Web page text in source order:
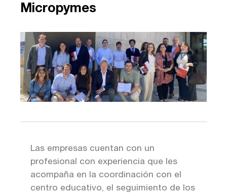
Micropymes
Las empresas cuentan con un
profesional con experiencia que les
acompaña en la coordinación con el
centro educativo, el seguimiento de los